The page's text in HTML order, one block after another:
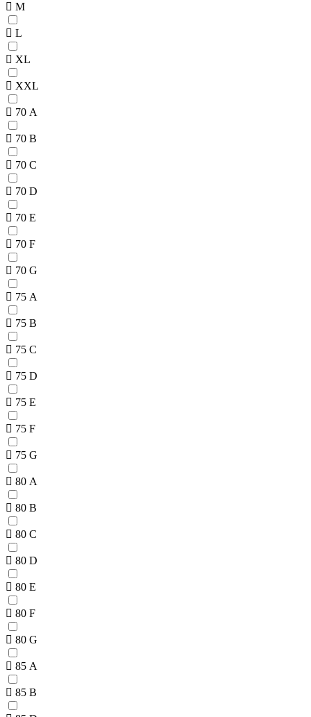
M
L
XL
XXL
70 A
70 B
70 C
70 D
70 E
70 F
70 G
75 A
75 B
75 C
75 D
75 E
75 F
75 G
80 A
80 B
80 C
80 D
80 E
80 F
80 G
85 A
85 B